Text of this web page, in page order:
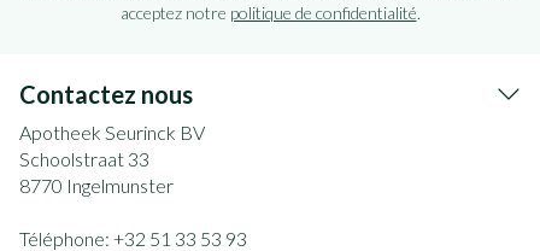
acceptez notre politique de confidentialité.
Contactez nous
Apotheek Seurinck BV
Schoolstraat 33
8770 Ingelmunster
Téléphone: +32 51 33 53 93